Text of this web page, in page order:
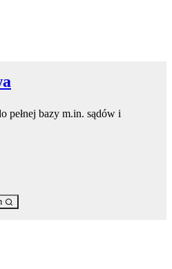
pełnej bazy m.in. sądów i
z
wiadomości z